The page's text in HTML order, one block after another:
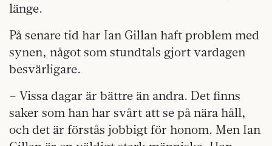
länge.
På senare tid har Ian Gillan haft problem med
synen, något som stundtals gjort vardagen
besvärligare.
– Vissa dagar är bättre än andra. Det finns
saker som han har svårt att se på nära håll,
och det är förstås jobbigt för honom. Men Ian